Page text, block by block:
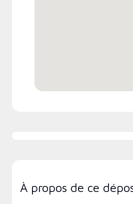
À propos de ce